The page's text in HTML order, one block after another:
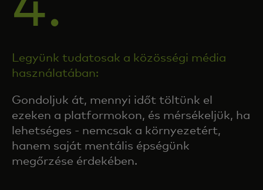
Legyünk tudatosak a közösségi média
használatában:
Gondoljuk át, mennyi időt töltünk el
ezeken a platformokon, és mérsékeljük, ha
lehetséges - nemcsak a környezetért,
hanem saját mentális épségünk
megőrzése érdekében.